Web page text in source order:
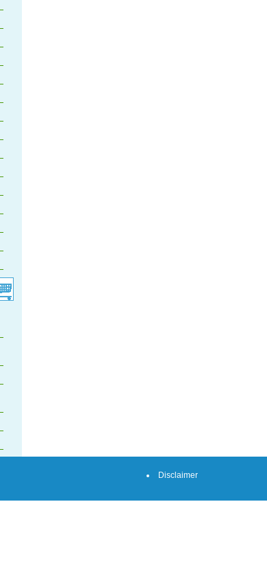
Disclaimer